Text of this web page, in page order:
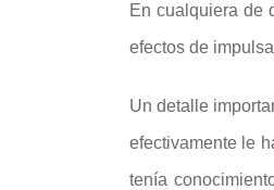
En cualquiera de
efectos de
Un detalle
efectivamente le
tenía